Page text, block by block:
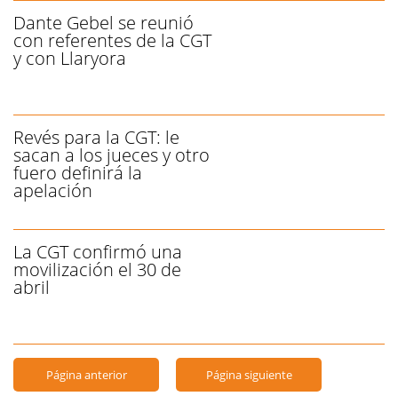
Dante Gebel se reunió
con referentes de la CGT
y con Llaryora
Revés para la CGT: le
sacan a los jueces y otro
fuero definirá la
apelación
La CGT confirmó una
movilización el 30 de
abril
Página anterior Página siguiente